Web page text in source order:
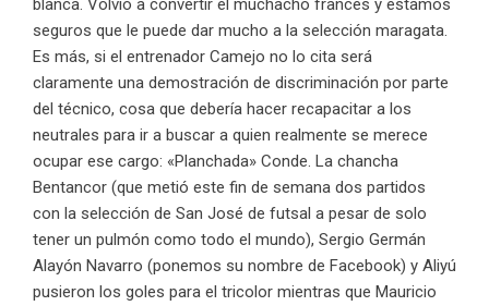
seguros que le puede dar mucho a la selección maragata.
Es más, si el entrenador Camejo no lo cita será
claramente una demostración de discriminación por parte
del técnico, cosa que debería hacer recapacitar a los
neutrales para ir a buscar a quien realmente se merece
ocupar ese cargo: «Planchada» Conde. La chancha
Bentancor (que metió este fin de semana dos partidos
con la selección de San José de futsal a pesar de solo
tener un pulmón como todo el mundo), Sergio Germán
Alayón Navarro (ponemos su nombre de Facebook) y Aliyú
pusieron los goles para el tricolor mientras que Mauricio